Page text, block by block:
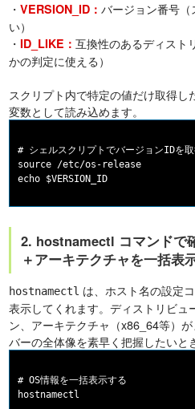
・VERSION_ID：バージョン番号
い）
・ ID_LIKE：互換性のあるディスト
かの判定に使える）
スクリプト内で特定の値だけ取得
変数として読み込めます。
# シェルスクリプトでバージョンIDを
source /etc/os-release
2. hostnamectl コマンドで
＋アーキテクチャを一括表示
hostnamectl は、ホスト名の設定
表示してくれます。ディストリビュ
ン、アーキテクチャ（x86_64等）
バーの全体像を素早く把握したいと
# OS情報を一括表示する